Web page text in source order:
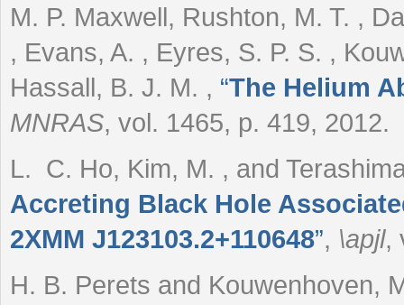
M. P. Maxwell, Rushton, M. T. ,
, Evans, A. , Eyres, S. P. S. ,
Hassall, B. J. M. , “The Helium
MNRAS, vol. 1465, p. 419, 2012.
L. C. Ho, Kim, M. , and
Accreting Black Hole
2XMM J123103.2+110648”, \apjl,
H. B. Perets and Kouwenhoven,